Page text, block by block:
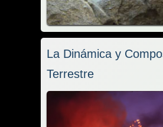
La Dinámica y
Terrestre